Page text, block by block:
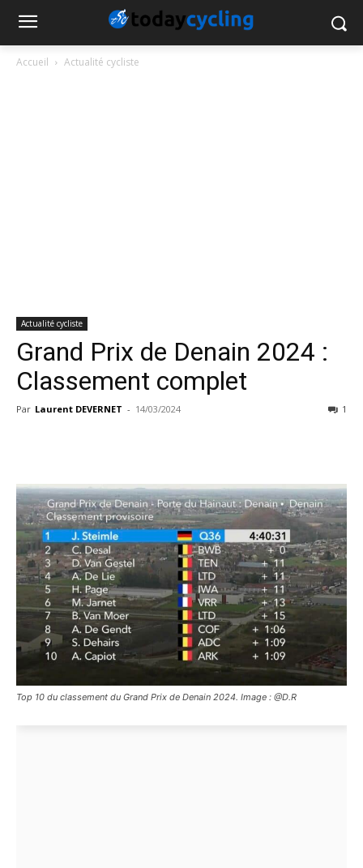
Accueil Actualité cycliste
Actualité cycliste
Grand Prix de Denain 2024 :
Classement complet
Par Laurent DEVERNET - 14/03/2024 1
Top 10 du classement du Grand Prix de Denain 2024. Image : @D.R